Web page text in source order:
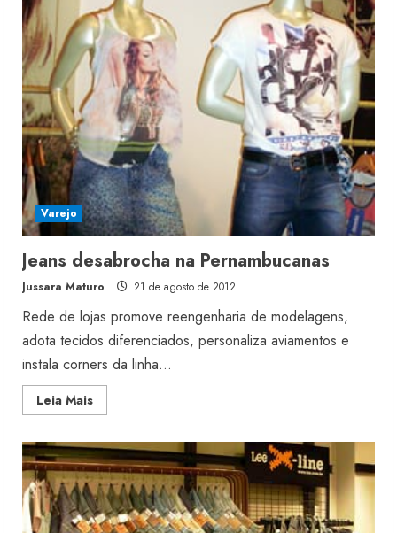
Varejo
Jeans desabrocha na Pernambucanas
Jussara Maturo 21 de agosto de 2012
Rede de lojas promove reengenharia de modelagens,
adota tecidos diferenciados, personaliza aviamentos e
instala corners da linha...
Leia MaisRead
more
desabrocha
na
Pernambucanas